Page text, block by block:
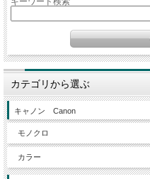
カテゴリから選ぶ
キャノン Canon
モノクロ
カラー